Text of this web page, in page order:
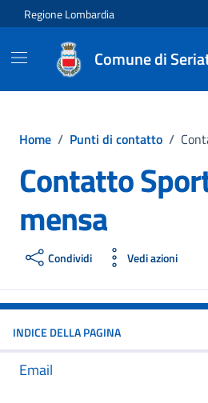
Vai ai contenuti
Vai al footer
Regione Lombardia
Comune di
Home / Punti di contatto /
Contatto
mensa
Condividi Vedi azioni
INDICE DELLA PAGINA
Email